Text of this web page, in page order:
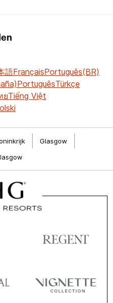
語FrançaisPortuguês(BR)
PortuguêsTürkçe
ยTiếng Việt
Glasgow